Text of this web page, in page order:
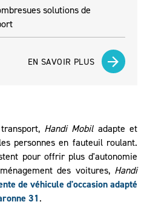
solutions de
EN SAVOIR PLUS
Handi Mobiladapte et
personnes en fauteuil roulant.
pour offrir plus d'autonomie
des voitures, Handi
de véhicule d'occasion adapté
31.